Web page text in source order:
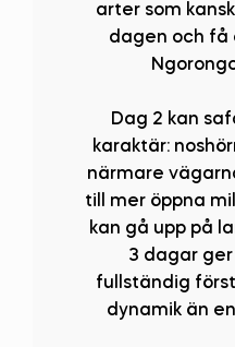
arter som
dagen och få
Dag 2 kan
karaktär:
närmare
till mer öppna
kan gå upp på
3 dagar
fullständig
dynamik än